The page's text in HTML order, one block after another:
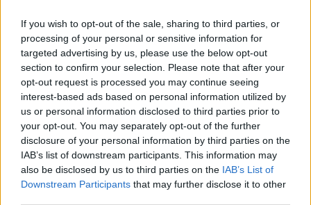
If you wish to opt-out of the sale, sharing to third parties, or
processing of your personal or sensitive information for
targeted advertising by us, please use the below opt-out
section to confirm your selection. Please note that after your
opt-out request is processed you may continue seeing
interest-based ads based on personal information utilized by
us or personal information disclosed to third parties prior to
your opt-out. You may separately opt-out of the further
disclosure of your personal information by third parties on the
IAB’s list of downstream participants. This information may
also be disclosed by us to third parties on the IAB’s List of
Downstream Participants that may further disclose it to other
Gattinara in provincia di Vercelli, FdI) eAndrea Ostellari(48 anni,
nato a Campo San Martino in provincia di Padova, Lega)
Ministero della DIFESA
sottosegretari:Isabella Rauti(59 anni, nata a Roma, FdI) e
Matteo Perego(40 anni, nato a Milano, Forza Italia)
Ministero dell'ECONOMIA
viceministro:Maurizio Leo(67 anni, nato a Roma, Fdi)
sottosegretari:Lucia Albano(57 anni, nata a San Benedetto del
Tronto in provincia di Ascoli Piceno, FdI),Federico Freni(42 anni,
nato a Roma, Lega),Sandra Savino (62 anni, nata a Triste, Forza